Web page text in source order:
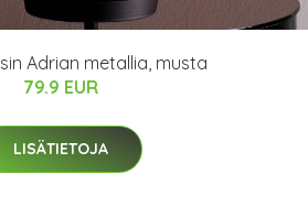
Adrian metallia, musta
79.9 EUR
LISÄTIETOJA